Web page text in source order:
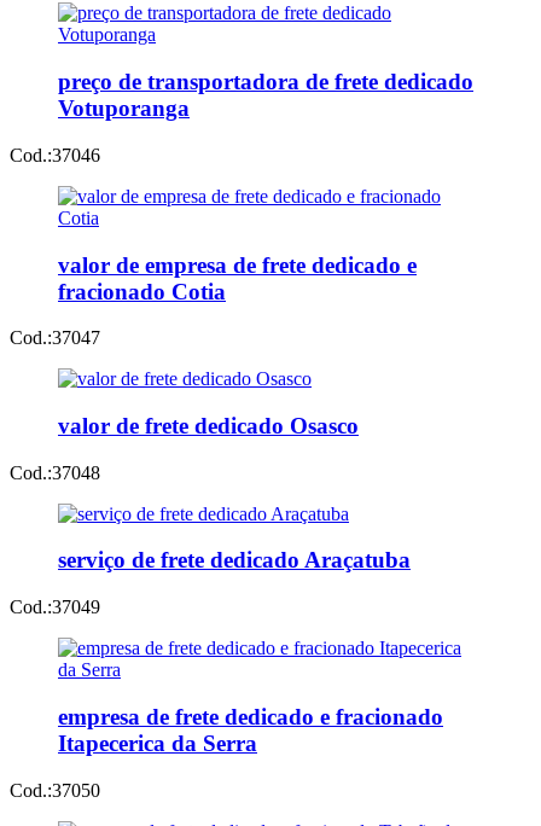
preço de transportadora de frete dedicado
Votuporanga
Cod.:37046
valor de empresa de frete dedicado e
fracionado Cotia
Cod.:37047
valor de frete dedicado Osasco
Cod.:37048
serviço de frete dedicado Araçatuba
Cod.:37049
empresa de frete dedicado e fracionado
Itapecerica da Serra
Cod.:37050